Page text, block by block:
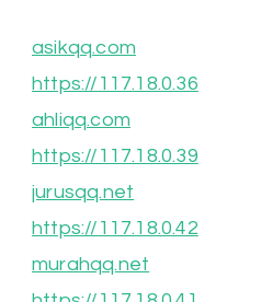
asikqq.com
https://117.18.0.36
ahliqq.com
https://117.18.0.39
jurusqq.net
https://117.18.0.42
murahqq.net